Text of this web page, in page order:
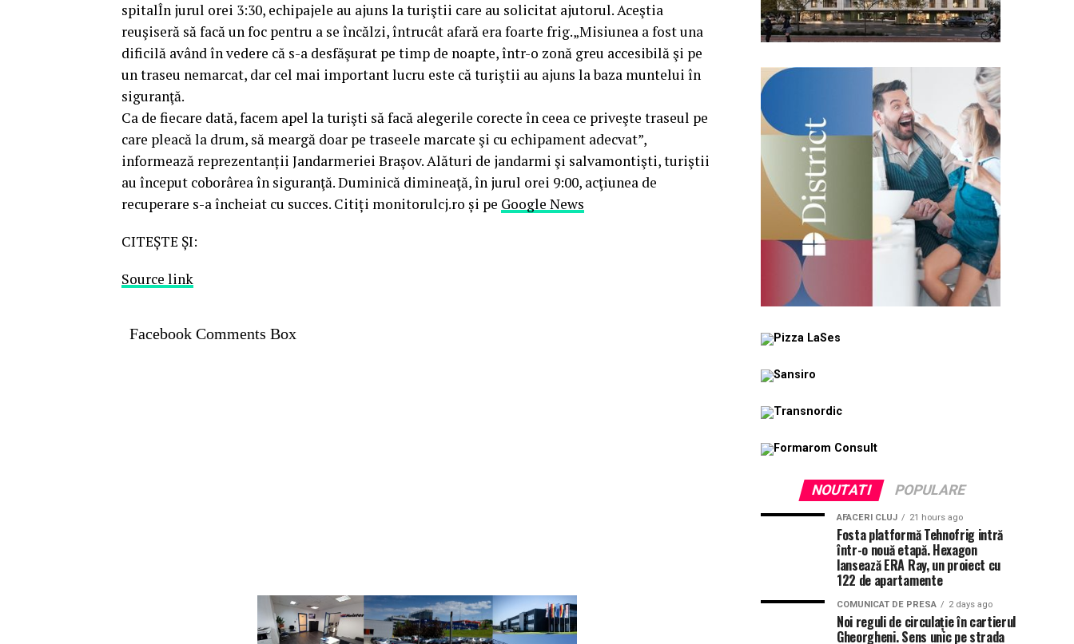
spitalÎn jurul orei 3:30, echipajele au ajuns la turiştii care au solicitat ajutorul. Aceştia
reuşiseră să facă un foc pentru a se încălzi, întrucât afară era foarte frig.„Misiunea a fost una
dificilă având în vedere că s-a desfăşurat pe timp de noapte, într-o zonă greu accesibilă şi pe
un traseu nemarcat, dar cel mai important lucru este că turiştii au ajuns la baza muntelui în
siguranţă.
Ca de fiecare dată, facem apel la turişti să facă alegerile corecte în ceea ce priveşte traseul pe
care pleacă la drum, să meargă doar pe traseele marcate şi cu echipament adecvat”,
informează reprezentanții Jandarmeriei Brașov. Alături de jandarmi şi salvamontişti, turiştii
au început coborârea în siguranţă. Duminică dimineaţă, în jurul orei 9:00, acţiunea de
recuperare s-a încheiat cu succes. Citiți monitorulcj.ro și pe Google News
CITEȘTE ȘI:
Source link
Facebook Comments Box
NOUTATI POPULARE
AFACERI CLUJ 21 hours ago
Fosta platformă Tehnofrig intră
într-o nouă etapă. Hexagon
lansează ERA Ray, un proiect cu
122 de apartamente
COMUNICAT DE PRESA 2 days ago
Noi reguli de circulație în cartierul
Gheorgheni. Sens unic pe strada